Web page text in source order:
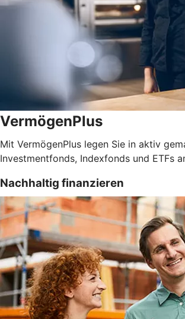
VermögenPlus
Mit VermögenPlus legen Sie in aktiv
Investmentfonds, Indexfonds und ETFs
Nachhaltig finanzieren